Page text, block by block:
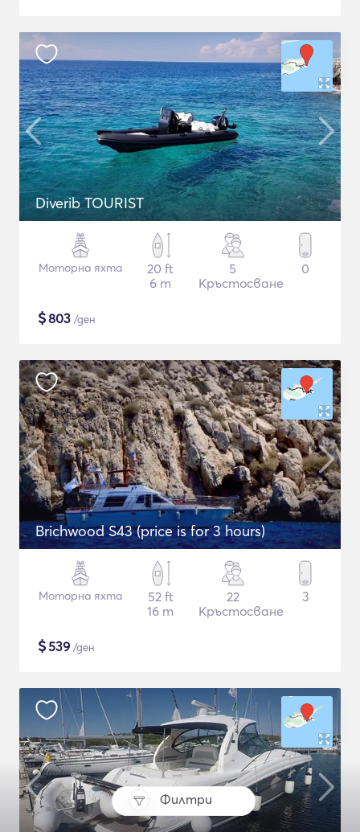
Филтри
Diverib TOURIST
Моторна яхта
20 ft
6 m
5
Кръстосване
0
$803 /ден
Brichwood S43 (price is for 3 hours)
Моторна яхта
52 ft
16 m
22
Кръстосване
3
$539 /ден